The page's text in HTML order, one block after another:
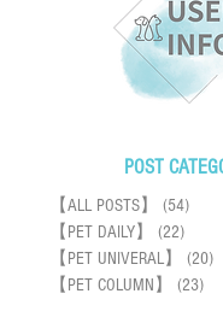
POST
【ALL POSTS】 (54)
【PET DAILY】
(22)
【PET UNIVERAL】
(20)
【PET COLUMN】
(23)